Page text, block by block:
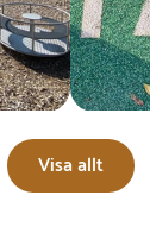
Visa allt